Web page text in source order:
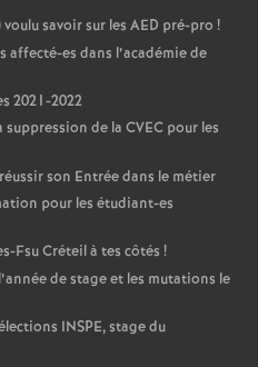
savoir sur les AED pré-pro !
affecté-es dans l’académie de
2021-2022
de la CVEC pour les
son Entrée dans le métier
pour les étudiant-es
Fsu Créteil à tes côtés !
de stage et les mutations le
INSPE, stage du